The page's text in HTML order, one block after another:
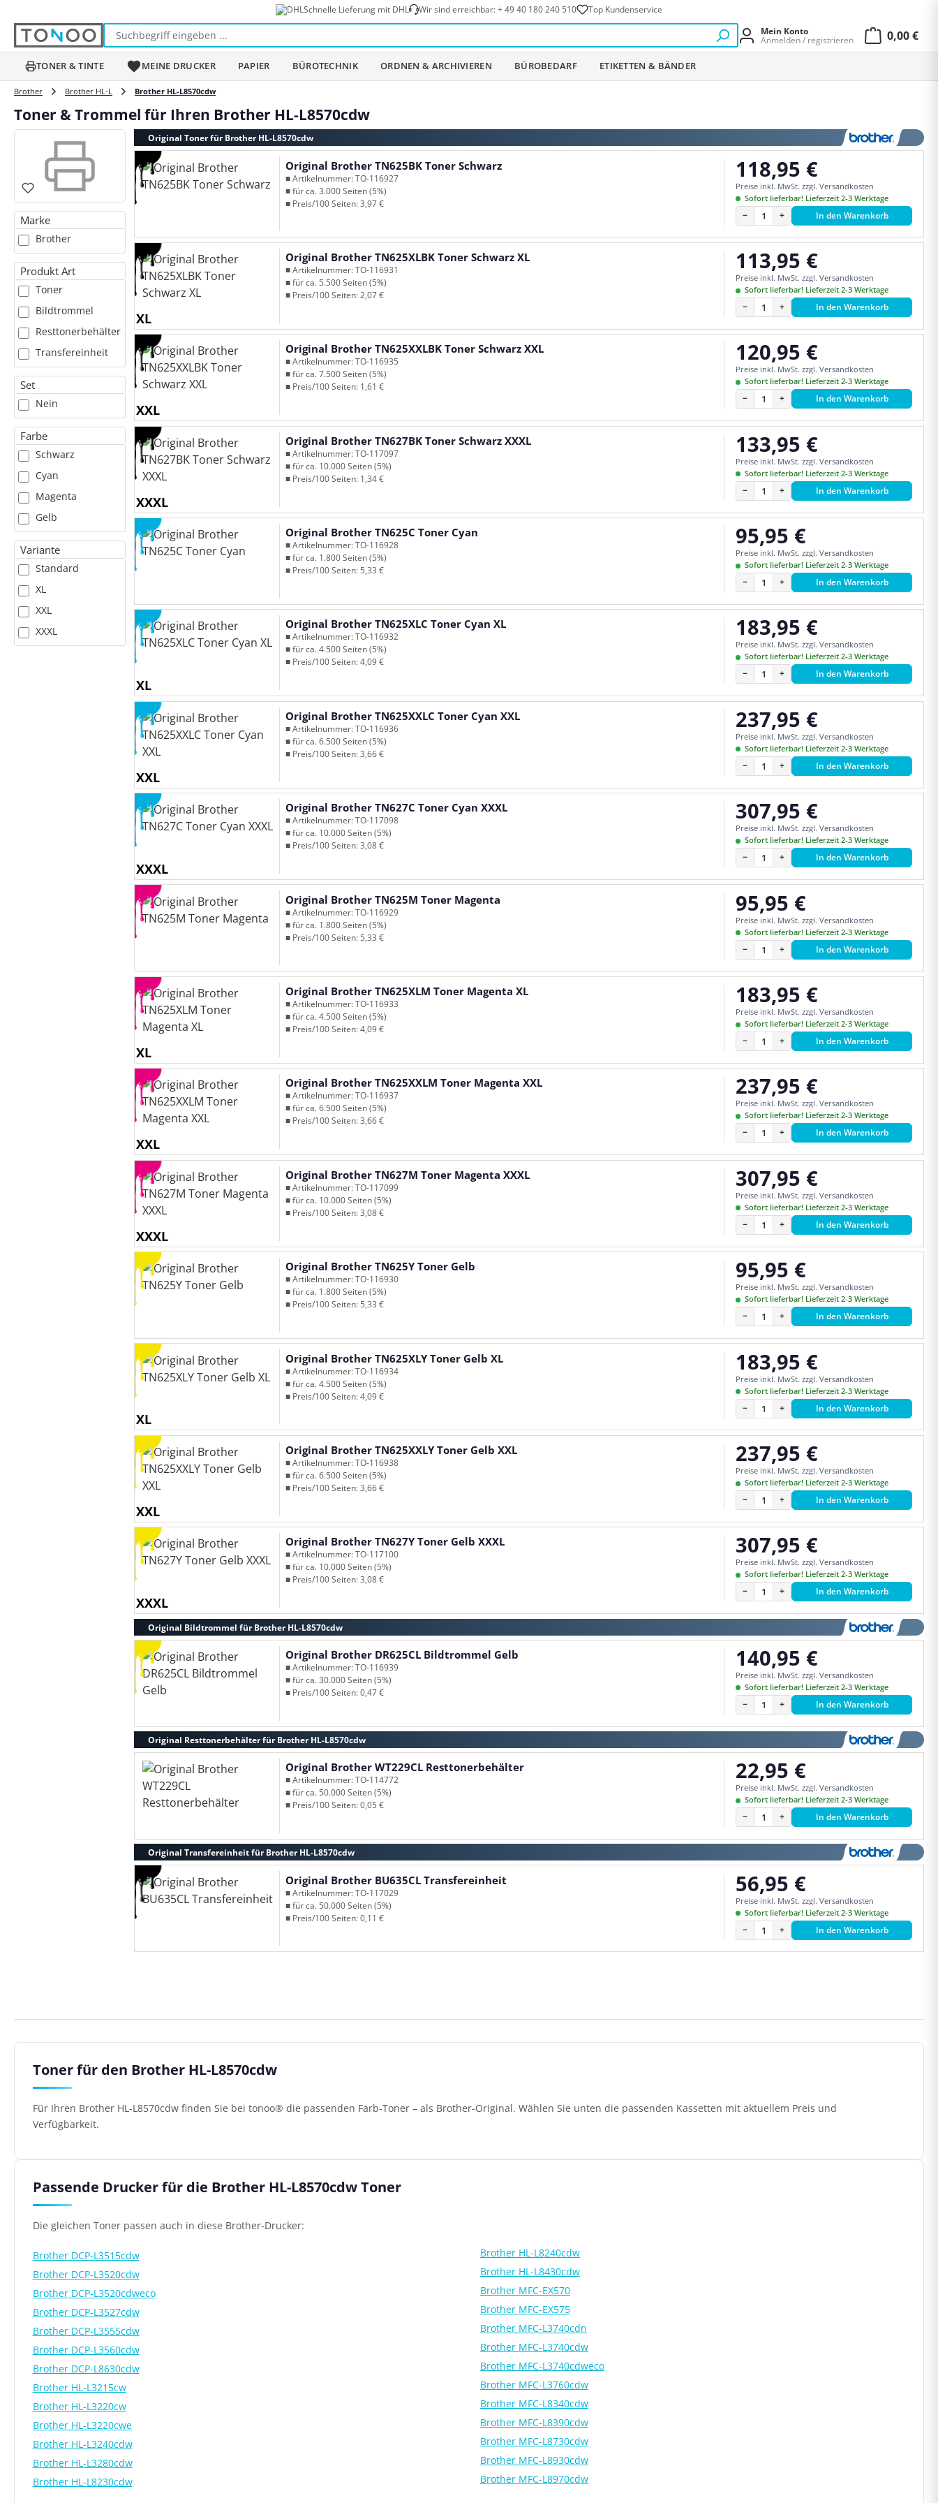
Schnelle Lieferung mit DHL Wir sind erreichbar:+ 49 40 180 240 510 Top Kundenservice
Mein Konto
Anmelden / registrieren
0,00 €
TONER & TINTE MEINE DRUCKER PAPIER BÜROTECHNIK ORDNEN & ARCHIVIEREN BÜROBEDARF ETIKETTEN & BÄNDER
Brother Brother HL-L Brother HL-L8570cdw
Toner & Trommel für Ihren Brother HL-L8570cdw
Marke
Brother
Produkt Art
Toner
Bildtrommel
Resttonerbehälter
Transfereinheit
Set
Nein
Farbe
Schwarz
Cyan
Magenta
Gelb
Variante
Standard
XL
XXL
XXXL
Original Toner für Brother HL-L8570cdw
Original Brother TN625BK Toner Schwarz
■ Artikelnummer: TO-116927
■ für ca. 3.000 Seiten (5%)
■ Preis/100 Seiten: 3,97 €
Regulärer Preis:
118,95 €
Preise inkl. MwSt. zzgl. Versandkosten
Sofort lieferbar! Lieferzeit 2-3 Werktage
− + In den Warenkorb
XL
Original Brother TN625XLBK Toner Schwarz XL
■ Artikelnummer: TO-116931
■ für ca. 5.500 Seiten (5%)
■ Preis/100 Seiten: 2,07 €
Regulärer Preis:
113,95 €
Preise inkl. MwSt. zzgl. Versandkosten
Sofort lieferbar! Lieferzeit 2-3 Werktage
− + In den Warenkorb
XXL
Original Brother TN625XXLBK Toner Schwarz XXL
■ Artikelnummer: TO-116935
■ für ca. 7.500 Seiten (5%)
■ Preis/100 Seiten: 1,61 €
Regulärer Preis:
120,95 €
Preise inkl. MwSt. zzgl. Versandkosten
Sofort lieferbar! Lieferzeit 2-3 Werktage
− + In den Warenkorb
XXXL
Original Brother TN627BK Toner Schwarz XXXL
■ Artikelnummer: TO-117097
■ für ca. 10.000 Seiten (5%)
■ Preis/100 Seiten: 1,34 €
Regulärer Preis:
133,95 €
Preise inkl. MwSt. zzgl. Versandkosten
Sofort lieferbar! Lieferzeit 2-3 Werktage
− + In den Warenkorb
Original Brother TN625C Toner Cyan
■ Artikelnummer: TO-116928
■ für ca. 1.800 Seiten (5%)
■ Preis/100 Seiten: 5,33 €
Regulärer Preis:
95,95 €
Preise inkl. MwSt. zzgl. Versandkosten
Sofort lieferbar! Lieferzeit 2-3 Werktage
− + In den Warenkorb
XL
Original Brother TN625XLC Toner Cyan XL
■ Artikelnummer: TO-116932
■ für ca. 4.500 Seiten (5%)
■ Preis/100 Seiten: 4,09 €
Regulärer Preis:
183,95 €
Preise inkl. MwSt. zzgl. Versandkosten
Sofort lieferbar! Lieferzeit 2-3 Werktage
− + In den Warenkorb
XXL
Original Brother TN625XXLC Toner Cyan XXL
■ Artikelnummer: TO-116936
■ für ca. 6.500 Seiten (5%)
■ Preis/100 Seiten: 3,66 €
Regulärer Preis:
237,95 €
Preise inkl. MwSt. zzgl. Versandkosten
Sofort lieferbar! Lieferzeit 2-3 Werktage
− + In den Warenkorb
XXXL
Original Brother TN627C Toner Cyan XXXL
■ Artikelnummer: TO-117098
■ für ca. 10.000 Seiten (5%)
■ Preis/100 Seiten: 3,08 €
Regulärer Preis:
307,95 €
Preise inkl. MwSt. zzgl. Versandkosten
Sofort lieferbar! Lieferzeit 2-3 Werktage
− + In den Warenkorb
Original Brother TN625M Toner Magenta
■ Artikelnummer: TO-116929
■ für ca. 1.800 Seiten (5%)
■ Preis/100 Seiten: 5,33 €
Regulärer Preis:
95,95 €
Preise inkl. MwSt. zzgl. Versandkosten
Sofort lieferbar! Lieferzeit 2-3 Werktage
− + In den Warenkorb
XL
Original Brother TN625XLM Toner Magenta XL
■ Artikelnummer: TO-116933
■ für ca. 4.500 Seiten (5%)
■ Preis/100 Seiten: 4,09 €
Regulärer Preis:
183,95 €
Preise inkl. MwSt. zzgl. Versandkosten
Sofort lieferbar! Lieferzeit 2-3 Werktage
− + In den Warenkorb
XXL
Original Brother TN625XXLM Toner Magenta XXL
■ Artikelnummer: TO-116937
■ für ca. 6.500 Seiten (5%)
■ Preis/100 Seiten: 3,66 €
Regulärer Preis:
237,95 €
Preise inkl. MwSt. zzgl. Versandkosten
Sofort lieferbar! Lieferzeit 2-3 Werktage
− + In den Warenkorb
XXXL
Original Brother TN627M Toner Magenta XXXL
■ Artikelnummer: TO-117099
■ für ca. 10.000 Seiten (5%)
■ Preis/100 Seiten: 3,08 €
Regulärer Preis:
307,95 €
Preise inkl. MwSt. zzgl. Versandkosten
Sofort lieferbar! Lieferzeit 2-3 Werktage
− + In den Warenkorb
Original Brother TN625Y Toner Gelb
■ Artikelnummer: TO-116930
■ für ca. 1.800 Seiten (5%)
■ Preis/100 Seiten: 5,33 €
Regulärer Preis:
95,95 €
Preise inkl. MwSt. zzgl. Versandkosten
Sofort lieferbar! Lieferzeit 2-3 Werktage
− + In den Warenkorb
XL
Original Brother TN625XLY Toner Gelb XL
■ Artikelnummer: TO-116934
■ für ca. 4.500 Seiten (5%)
■ Preis/100 Seiten: 4,09 €
Regulärer Preis:
183,95 €
Preise inkl. MwSt. zzgl. Versandkosten
Sofort lieferbar! Lieferzeit 2-3 Werktage
− + In den Warenkorb
XXL
Original Brother TN625XXLY Toner Gelb XXL
■ Artikelnummer: TO-116938
■ für ca. 6.500 Seiten (5%)
■ Preis/100 Seiten: 3,66 €
Regulärer Preis:
237,95 €
Preise inkl. MwSt. zzgl. Versandkosten
Sofort lieferbar! Lieferzeit 2-3 Werktage
− + In den Warenkorb
XXXL
Original Brother TN627Y Toner Gelb XXXL
■ Artikelnummer: TO-117100
■ für ca. 10.000 Seiten (5%)
■ Preis/100 Seiten: 3,08 €
Regulärer Preis:
307,95 €
Preise inkl. MwSt. zzgl. Versandkosten
Sofort lieferbar! Lieferzeit 2-3 Werktage
− + In den Warenkorb
Original Bildtrommel für Brother HL-L8570cdw
Original Brother DR625CL Bildtrommel Gelb
■ Artikelnummer: TO-116939
■ für ca. 30.000 Seiten (5%)
■ Preis/100 Seiten: 0,47 €
Regulärer Preis:
140,95 €
Preise inkl. MwSt. zzgl. Versandkosten
Sofort lieferbar! Lieferzeit 2-3 Werktage
− + In den Warenkorb
Original Resttonerbehälter für Brother HL-L8570cdw
Original Brother WT229CL Resttonerbehälter
■ Artikelnummer: TO-114772
■ für ca. 50.000 Seiten (5%)
■ Preis/100 Seiten: 0,05 €
Regulärer Preis:
22,95 €
Preise inkl. MwSt. zzgl. Versandkosten
Sofort lieferbar! Lieferzeit 2-3 Werktage
− + In den Warenkorb
Original Transfereinheit für Brother HL-L8570cdw
Original Brother BU635CL Transfereinheit
■ Artikelnummer: TO-117029
■ für ca. 50.000 Seiten (5%)
■ Preis/100 Seiten: 0,11 €
Regulärer Preis:
56,95 €
Preise inkl. MwSt. zzgl. Versandkosten
Sofort lieferbar! Lieferzeit 2-3 Werktage
− + In den Warenkorb
Toner für den Brother HL-L8570cdw
Für Ihren Brother HL-L8570cdw finden Sie bei tonoo® die passenden Farb-Toner – als Brother-Original. Wählen Sie unten die passenden Kassetten mit aktuellem Preis und
Verfügbarkeit.
Passende Drucker für die Brother HL-L8570cdw Toner
Die gleichen Toner passen auch in diese Brother-Drucker:
Brother DCP-L3515cdw
Brother DCP-L3520cdw
Brother DCP-L3520cdweco
Brother DCP-L3527cdw
Brother DCP-L3555cdw
Brother DCP-L3560cdw
Brother DCP-L8630cdw
Brother HL-L3215cw
Brother HL-L3220cw
Brother HL-L3220cwe
Brother HL-L3240cdw
Brother HL-L3280cdw
Brother HL-L8230cdw
Brother HL-L8240cdw
Brother HL-L8430cdw
Brother MFC-EX570
Brother MFC-EX575
Brother MFC-L3740cdn
Brother MFC-L3740cdw
Brother MFC-L3740cdweco
Brother MFC-L3760cdw
Brother MFC-L8340cdw
Brother MFC-L8390cdw
Brother MFC-L8730cdw
Brother MFC-L8930cdw
Brother MFC-L8970cdw